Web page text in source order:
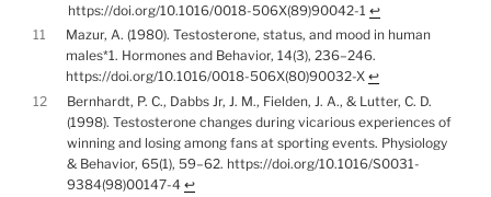
https://doi.org/10.1016/0018-506X(89)90042-1 ↩︎
11
Mazur, A. (1980). Testosterone, status, and mood in human
males*1. Hormones and Behavior, 14(3), 236–246.
https://doi.org/10.1016/0018-506X(80)90032-X ↩︎
12
Bernhardt, P. C., Dabbs Jr, J. M., Fielden, J. A., & Lutter, C. D.
(1998). Testosterone changes during vicarious experiences of
winning and losing among fans at sporting events. Physiology
& Behavior, 65(1), 59–62. https://doi.org/10.1016/S0031-
9384(98)00147-4 ↩︎